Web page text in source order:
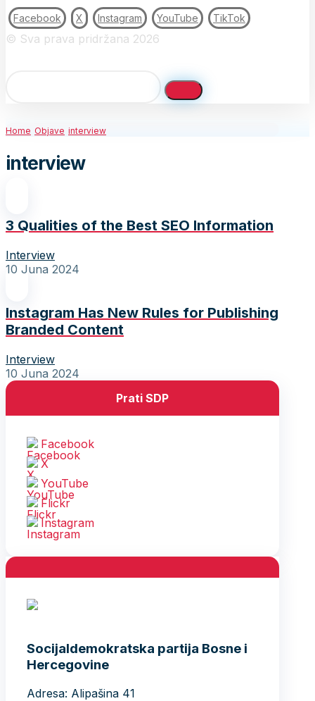
Facebook X Instagram YouTube TikTok
© Sva prava pridržana 2026
Home Objave interview
interview
3 Qualities of the Best SEO Information
Interview
10 Juna 2024
Instagram Has New Rules for Publishing
Branded Content
Interview
10 Juna 2024
Prati SDP
Facebook
X
YouTube
Flickr
Instagram
Socijaldemokratska partija Bosne i
Hercegovine
Adresa: Alipašina 41